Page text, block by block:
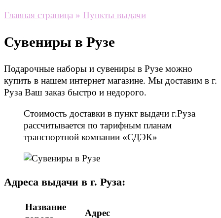
Главная страница » Пункты выдачи
Сувениры в Рузе
Подарочные наборы и сувениры в Рузе можно
купить в нашем интернет магазине. Мы доставим в г.
Руза Ваш заказ быстро и недорого.
Стоимость доставки в пункт выдачи г.Руза
рассчитывается по тарифным планам
транспортной компании «СДЭК»
Адреса выдачи в г. Руза:
Название
Адрес